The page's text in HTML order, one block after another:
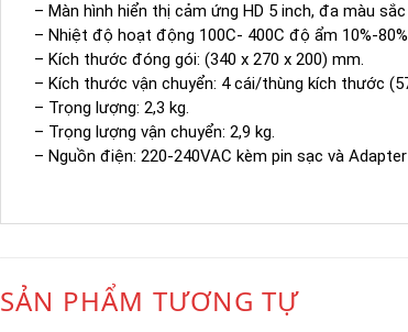
– Màn hình hiển thị cảm ứng HD 5 inch, đa màu
– Nhiệt độ hoạt động 100C- 400C độ ẩm 10%-
– Kích thước đóng gói: (340 x 270 x 200) mm.
– Kích thước vận chuyển: 4 cái/thùng kích thước
– Trọng lượng: 2,3 kg.
– Trọng lượng vận chuyển: 2,9 kg.
– Nguồn điện: 220-240VAC kèm pin sạc và
SẢN PHẨM TƯƠNG TỰ